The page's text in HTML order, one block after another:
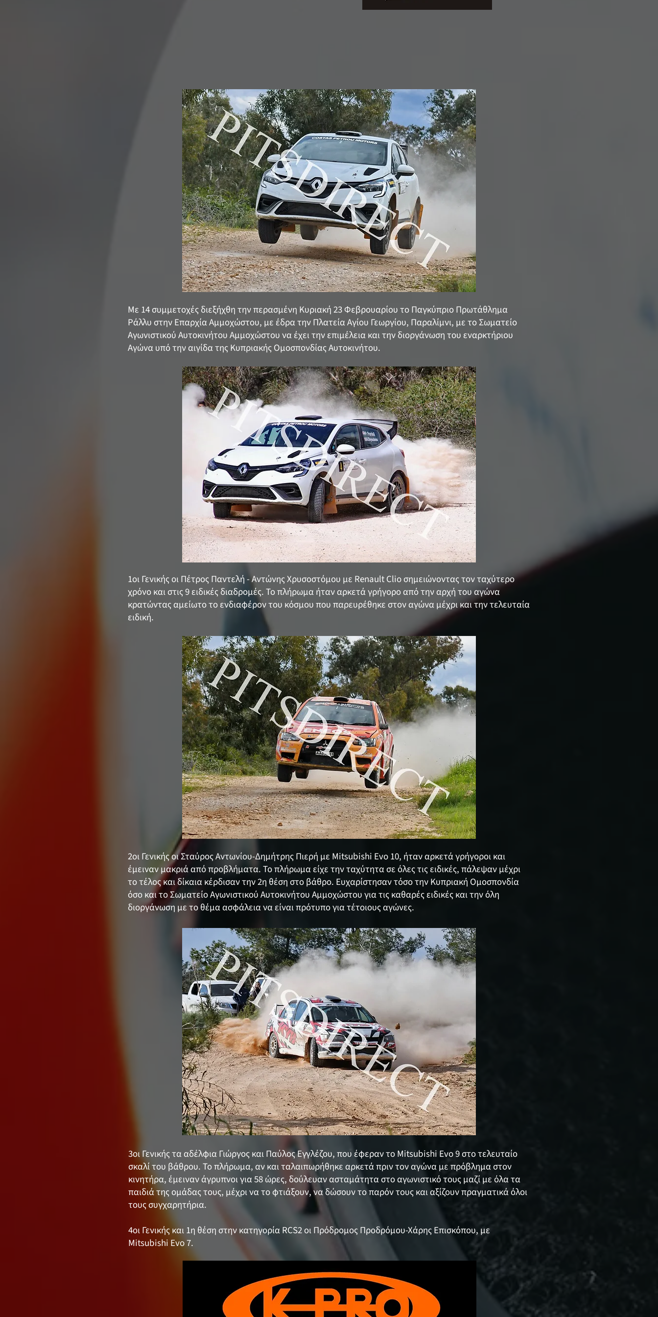
Με 14 συμμετοχές διεξήχθη την περασμένη Κυριακή 23 Φεβρουαρίου το Παγκύπριο Πρωτάθλημα
Ράλλυ στην Επαρχία Αμμοχώστου, με έδρα την Πλατεία Αγίου Γεωργίου, Παραλίμνι, με το Σωματείο
Αγωνιστικού Αυτοκινήτου Αμμοχώστου να έχει την επιμέλεια και την διοργάνωση του εναρκτήριου
Αγώνα υπό την αιγίδα της Κυπριακής Ομοσπονδίας Αυτοκινήτου.
1οι Γενικής οι Πέτρος Παντελή - Αντώνης Χρυσοστόμου με Renault Clio σημειώνοντας τον ταχύτερο
χρόνο και στις 9 ειδικές διαδρομές. Το πλήρωμα ήταν αρκετά γρήγορο από την αρχή του αγώνα
κρατώντας αμείωτο το ενδιαφέρον του κόσμου που παρευρέθηκε στον αγώνα μέχρι και την τελευταία
ειδική.
2οι Γενικής οι Σταύρος Αντωνίου-Δημήτρης Πιερή με Mitsubishi Evo 10, ήταν αρκετά γρήγοροι και
έμειναν μακριά από προβλήματα. Το πλήρωμα είχε την ταχύτητα σε όλες τις ειδικές, πάλεψαν μέχρι
το τέλος και δίκαια κέρδισαν την 2η θέση στο βάθρο. Ευχαρίστησαν τόσο την Κυπριακή Ομοσπονδία
όσο και το Σωματείο Αγωνιστικού Αυτοκινήτου Αμμοχώστου για τις καθαρές ειδικές και την όλη
διοργάνωση με το θέμα ασφάλεια να είναι πρότυπο για τέτοιους αγώνες.
3οι Γενικής τα αδέλφια Γιώργος και Παύλος Εγγλέζου, που έφεραν το Mitsubishi Evo 9 στο τελευταίο
σκαλί του βάθρου. Το πλήρωμα, αν και ταλαιπωρήθηκε αρκετά πριν τον αγώνα με πρόβλημα στον
κινητήρα, έμειναν άγρυπνοι για 58 ώρες, δούλευαν ασταμάτητα στο αγωνιστικό τους μαζί με όλα τα
παιδιά της ομάδας τους, μέχρι να το φτιάξουν, να δώσουν το παρόν τους και αξίζουν πραγματικά όλοι
τους συγχαρητήρια.
4οι Γενικής και 1η θέση στην κατηγορία RCS2 οι Πρόδρομος Προδρόμου-Χάρης Επισκόπου, με
Mitsubishi Evo 7.